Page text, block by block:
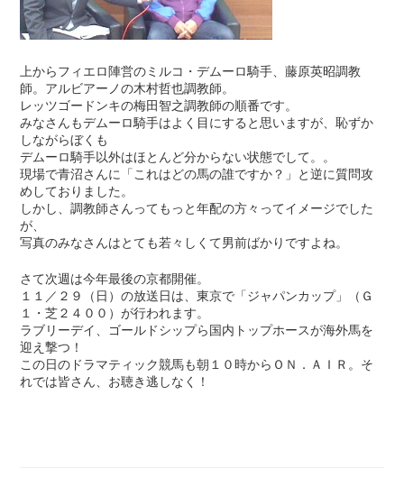
上からフィエロ陣営のミルコ・デムーロ騎手、藤原英昭調教
師。アルビアーノの木村哲也調教師。
レッツゴードンキの梅田智之調教師の順番です。
みなさんもデムーロ騎手はよく目にすると思いますが、恥ずか
しながらぼくも
デムーロ騎手以外はほとんど分からない状態でして。。
現場で青沼さんに「これはどの馬の誰ですか？」と逆に質問攻
めしておりました。
しかし、調教師さんってもっと年配の方々ってイメージでした
が、
写真のみなさんはとても若々しくて男前ばかりですよね。
さて次週は今年最後の京都開催。
１１／２９（日）の放送日は、東京で「ジャパンカップ」（Ｇ
１・芝２４００）が行われます。
ラブリーデイ、ゴールドシップら国内トップホースが海外馬を
迎え撃つ！
この日のドラマティック競馬も朝１０時からＯＮ．ＡＩＲ。そ
れでは皆さん、お聴き逃しなく！